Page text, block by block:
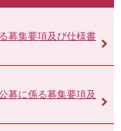
募集要項及び仕様書
募に係る募集要項及